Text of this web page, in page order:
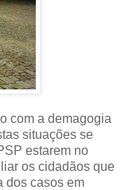
com a demagogia
situações se
estarem no
os cidadãos que
dos casos em